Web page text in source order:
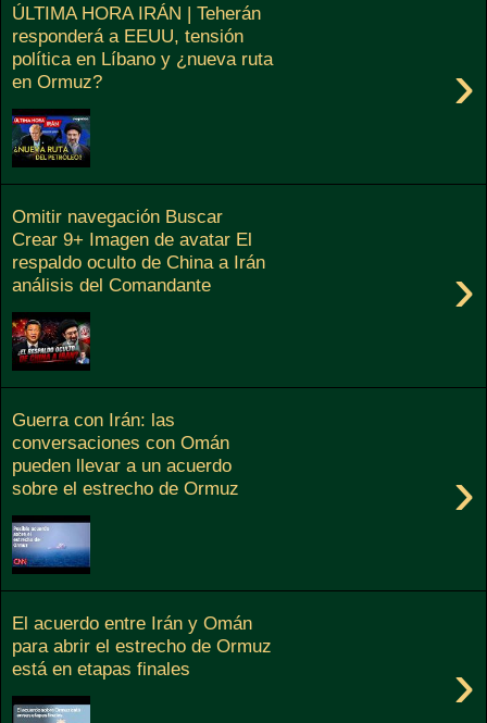
ÚLTIMA HORA IRÁN | Teherán
responderá a EEUU, tensión
política en Líbano y ¿nueva ruta
en Ormuz?
›
Omitir navegación Buscar
Crear 9+ Imagen de avatar El
respaldo oculto de China a Irán
análisis del Comandante
›
Guerra con Irán: las
conversaciones con Omán
pueden llevar a un acuerdo
sobre el estrecho de Ormuz
›
El acuerdo entre Irán y Omán
para abrir el estrecho de Ormuz
está en etapas finales
›